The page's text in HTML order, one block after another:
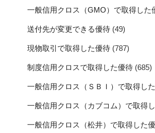
一般信用クロス（GMO）で取得した
送付先が変更できる優待 (49)
現物取引で取得した優待 (787)
制度信用クロスで取得した優待 (685)
一般信用クロス（ＳＢＩ）で取得し
一般信用クロス（カブコム）で取得
一般信用クロス（松井）で取得した